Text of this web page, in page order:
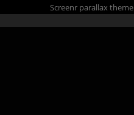
Screenr parallax theme